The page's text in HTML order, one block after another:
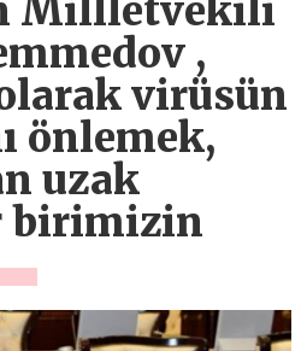
Millletvekili
,
virüsün
önlemek,
uzak
birimizin